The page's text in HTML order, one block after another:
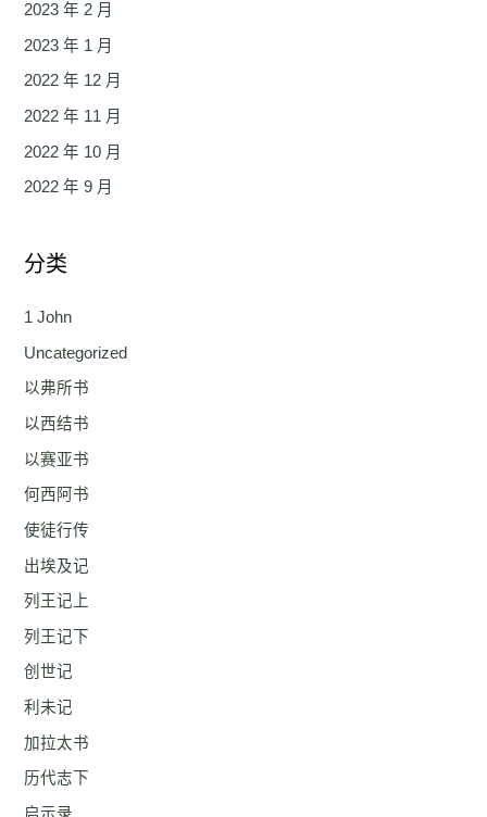
2023 年 2 月
2023 年 1 月
2022 年 12 月
2022 年 11 月
2022 年 10 月
2022 年 9 月
分类
1 John
Uncategorized
以弗所书
以西结书
以赛亚书
何西阿书
使徒行传
出埃及记
列王记上
列王记下
创世记
利未记
加拉太书
历代志下